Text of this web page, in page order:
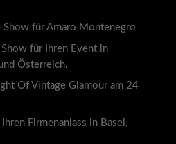
Show für Amaro Montenegro
für Ihren Event in
Österreich.
Of Vintage Glamour am 24
Firmenanlass in Basel,